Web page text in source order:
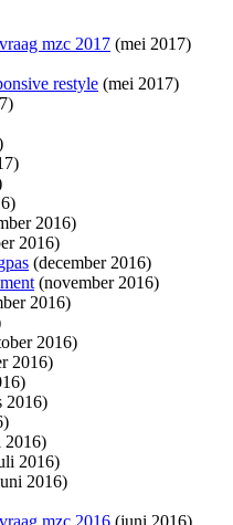
mzc 2017 (mei 2017)
restyle (mei 2017)
2016)
2016)
(december 2016)
(november 2016)
2016)
2016)
2016)
2016)
2016)
2016)
2016)